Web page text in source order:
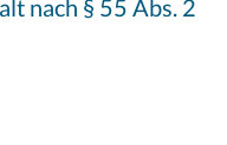
nach § 55 Abs. 2